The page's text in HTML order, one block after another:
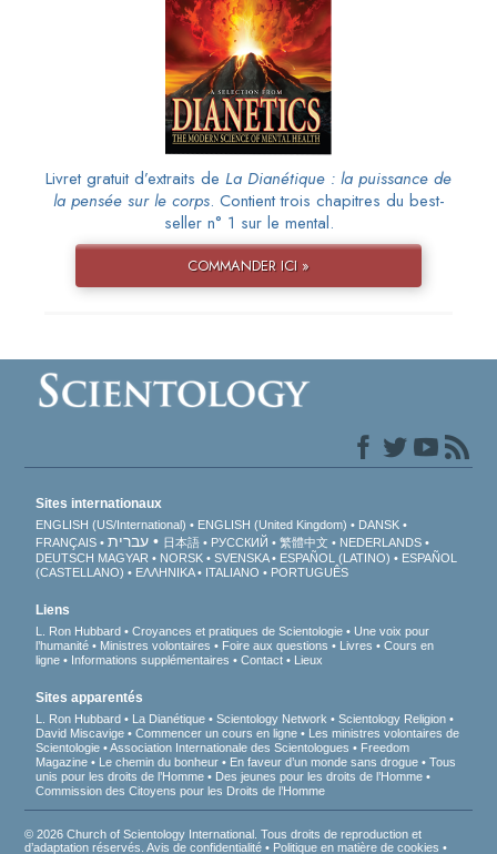
Livret gratuit d’extraits de La Dianétique : la puissance de
la pensée sur le corps. Contient trois chapitres du best-
seller n° 1 sur le mental.
COMMANDER ICI »
Sites internationaux
ENGLISH (US/International) ENGLISH (United Kingdom)
DANSK
FRANÇAIS
עברית 日本語 РУССКИЙ 繁體中文
NEDERLANDS
DEUTSCH MAGYAR NORSK SVENSKA ESPAÑOL (LATINO)
ESPAÑOL
(CASTELLANO)
ΕΛΛΗΝΙΚA ITALIANO PORTUGUÊS
Liens
L. Ron Hubbard Croyances et pratiques de Scientologie
Une voix pour
l’humanité
Ministres volontaires Foire aux questions Livres
Cours en
ligne
Informations supplémentaires Contact Lieux
Sites apparentés
L. Ron Hubbard La Dianétique Scientology Network
Scientology Religion
David Miscavige
Commencer un cours en ligne
Les ministres volontaires de
Scientologie
Association Internationale des Scientologues
Freedom
Magazine
Le chemin du bonheur En faveur d’un monde sans drogue
Tous
unis pour les droits de l’Homme
Des jeunes pour les droits de l’Homme
Commission des Citoyens pour les Droits de l’Homme
© 2026 Church of Scientology International. Tous droits de reproduction et
d’adaptation réservés.Avis de confidentialité • Politique en matière de cookies •